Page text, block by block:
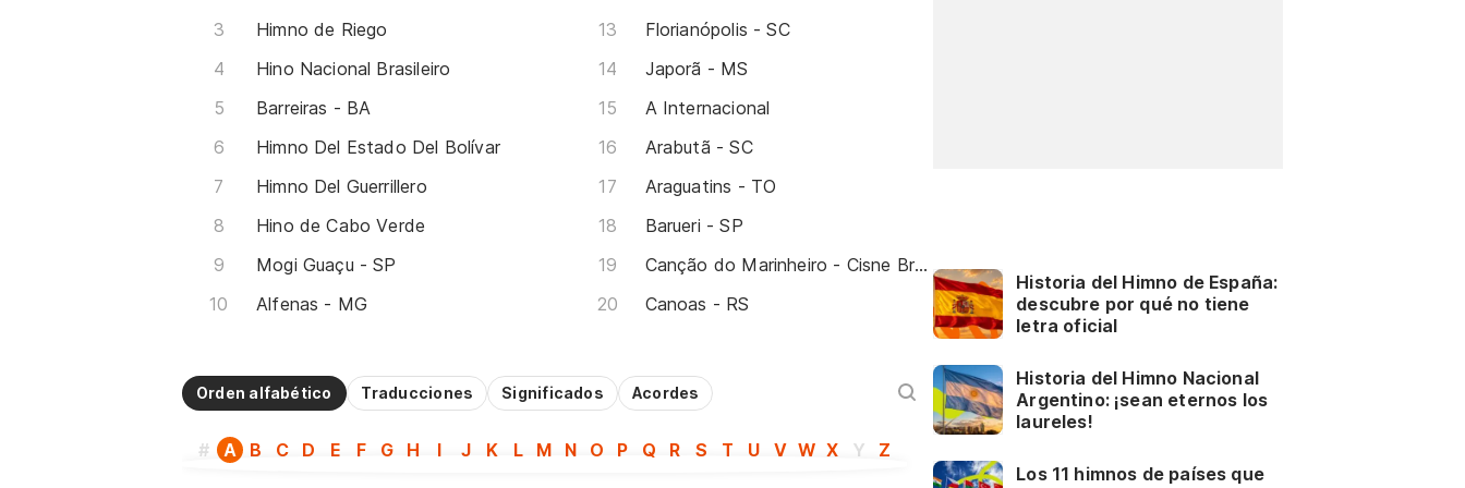
Himno de Riego
Hino Nacional Brasileiro
Barreiras - BA
Himno Del Estado Del Bolívar
Himno Del Guerrillero
Hino de Cabo Verde
Mogi Guaçu - SP
Alfenas - MG
Florianópolis - SC
Japorã - MS
A Internacional
Arabutã - SC
Araguatins - TO
Barueri - SP
Canção do Marinheiro - Cisne Branco
Canoas - RS
Orden alfabético Traducciones Significados Acordes
# A B C D E F G H I J K L M N O P Q R S T U V W X Y Z
Historia del Himno de España:
descubre por qué no tiene
letra oficial
Historia del Himno Nacional
Argentino: ¡sean eternos los
laureles!
Los 11 himnos de países que